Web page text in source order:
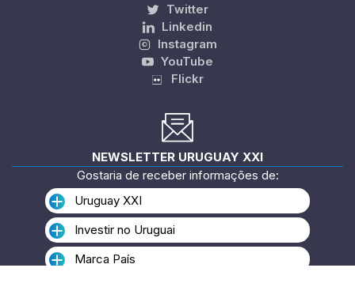
Twitter
Linkedin
Instagram
YouTube
Flickr
NEWSLETTER URUGUAY XXI
Gostaria de receber informações de:
Uruguay XXI
Investir no Uruguai
Marca País